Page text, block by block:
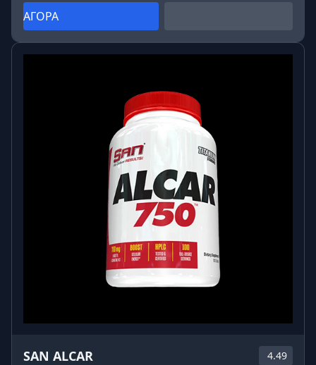
ΑΓΟΡΑ
SAN ALCAR 4.49